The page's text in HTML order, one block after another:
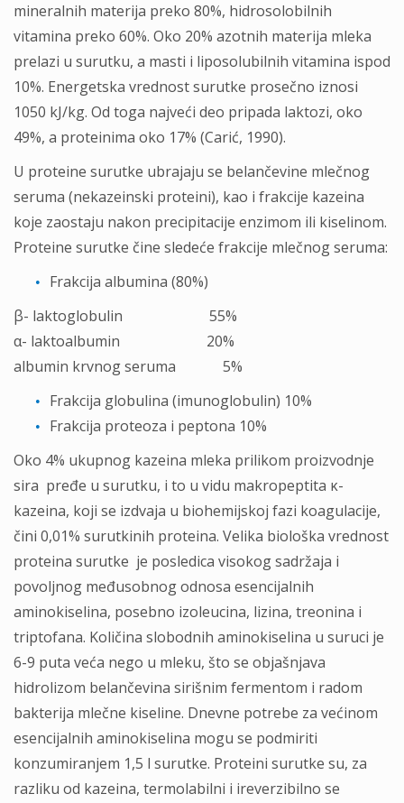
mineralnih materija preko 80%, hidrosolobilnih
vitamina preko 60%. Oko 20% azotnih materija mleka
prelazi u surutku, a masti i liposolubilnih vitamina ispod
10%. Energetska vrednost surutke prosečno iznosi
1050 kJ/kg. Od toga najveći deo pripada laktozi, oko
49%, a proteinima oko 17% (Carić, 1990).
U proteine surutke ubrajaju se belančevine mlečnog
seruma (nekazeinski proteini), kao i frakcije kazeina
koje zaostaju nakon precipitacije enzimom ili kiselinom.
Proteine surutke čine sledeće frakcije mlečnog seruma:
Frakcija albumina (80%)
β- laktoglobulin 55%
α- laktoalbumin 20%
albumin krvnog seruma 5%
Frakcija globulina (imunoglobulin) 10%
Frakcija proteoza i peptona 10%
Oko 4% ukupnog kazeina mleka prilikom proizvodnje
sira pređe u surutku, i to u vidu makropeptita κ-
kazeina, koji se izdvaja u biohemijskoj fazi koagulacije,
čini 0,01% surutkinih proteina. Velika biološka vrednost
proteina surutke je posledica visokog sadržaja i
povoljnog međusobnog odnosa esencijalnih
aminokiselina, posebno izoleucina, lizina, treonina i
triptofana. Količina slobodnih aminokiselina u suruci je
6-9 puta veća nego u mleku, što se objašnjava
hidrolizom belančevina sirišnim fermentom i radom
bakterija mlečne kiseline. Dnevne potrebe za većinom
esencijalnih aminokiselina mogu se podmiriti
konzumiranjem 1,5 l surutke. Proteini surutke su, za
razliku od kazeina, termolabilni i ireverzibilno se